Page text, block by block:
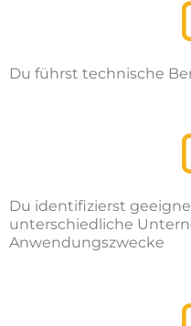
Du führst technische
Du identifizierst
unterschiedliche
Anwendungszwecke